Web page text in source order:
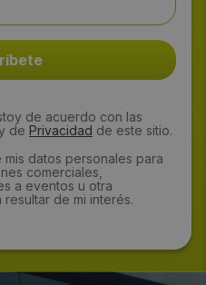
de acuerdo con las
de Privacidad de este sitio.
datos personales para
comerciales,
a eventos u otra
de mi interés.